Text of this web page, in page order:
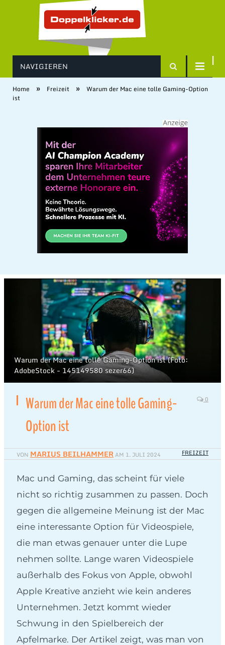
NAVIGIEREN
Home » Freizeit »
Warum der Mac eine tolle Gaming-Option
ist
Warum der Mac eine tolle Gaming-Option ist (Foto:
AdobeStock - 145149580 sezer66)
Warum der Mac eine tolle Gaming-
Option ist
0
VON MARIUS BEILHAMMERAM 1. JULI 2024 FREIZEIT
Mac und Gaming, das scheint für viele
nicht so richtig zusammen zu passen. Doch
gegen die allgemeine Meinung ist der Mac
eine interessante Option für Videospiele,
die man etwas genauer unter die Lupe
nehmen sollte. Lange waren Videospiele
außerhalb des Fokus von Apple, obwohl
Apple Kreative anzieht wie kein anderes
Unternehmen. Jetzt kommt wieder
Schwung in den Spielbereich der
Apfelmarke. Der Artikel zeigt, was man von